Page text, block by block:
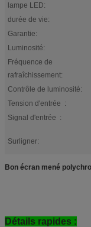
lampe LED:
durée de vie:
Garantie:
Luminosité:
Fréquence de
rafraîchissement:
Contrôle de luminosité:
Tension d'entrée :
Signal d'entrée :
Surligner:
Bon écran mené
Détails rapides :